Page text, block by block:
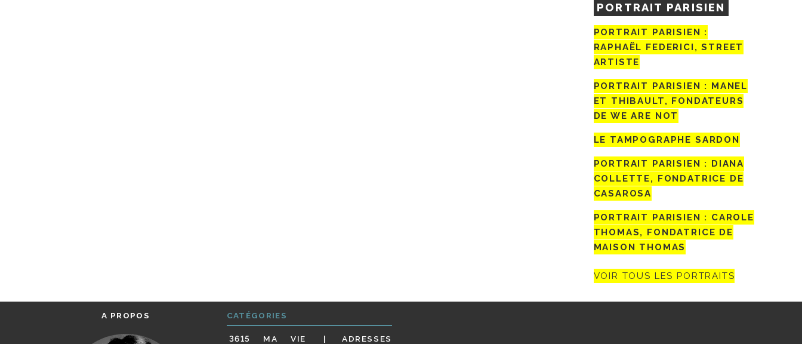
PORTRAIT PARISIEN
PORTRAIT PARISIEN :
RAPHAËL FEDERICI, STREET
ARTISTE
PORTRAIT PARISIEN : MANEL
ET THIBAULT, FONDATEURS
DE WE ARE NOT
LE TAMPOGRAPHE SARDON
PORTRAIT PARISIEN : DIANA
COLLETTE, FONDATRICE DE
CASAROSA
PORTRAIT PARISIEN : CAROLE
THOMAS, FONDATRICE DE
MAISON THOMAS
VOIR TOUS LES PORTRAITS
A PROPOS CATÉGORIES
3615 MA VIE
ADRESSES